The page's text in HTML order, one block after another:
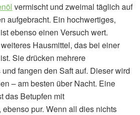
vermischt und zweimal täglich auf
aufgebracht. Ein hochwertiges,
ebenso einen Versuch wert.
Hausmittel, das bei einer
Sie drücken mehrere
fangen den Saft auf. Dieser wird
– am besten über Nacht. Eine
das Betupfen mit
pur. Wenn all dies nichts